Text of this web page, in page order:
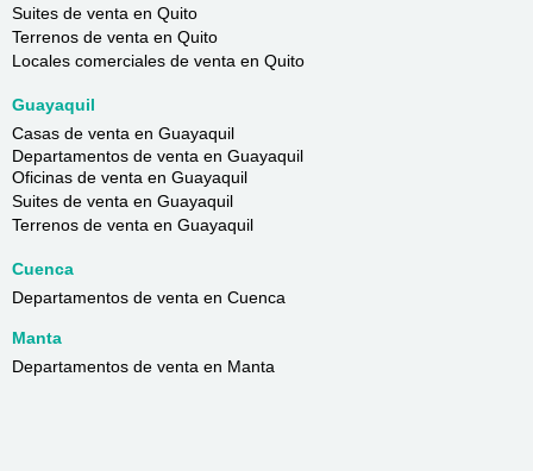
Suites de venta en Quito
Terrenos de venta en Quito
Locales comerciales de venta en Quito
Guayaquil
Casas de venta en Guayaquil
Departamentos de venta en Guayaquil
Oficinas de venta en Guayaquil
Suites de venta en Guayaquil
Terrenos de venta en Guayaquil
Cuenca
Departamentos de venta en Cuenca
Manta
Departamentos de venta en Manta